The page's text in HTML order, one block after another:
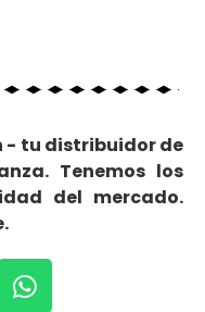
- tu distribuidor de
Tenemos los
del mercado.